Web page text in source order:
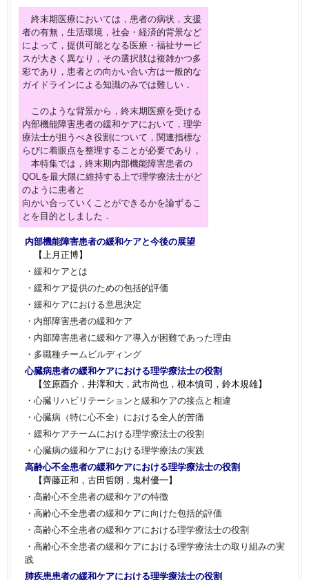
終末期医療においては，患者の病状，支援
者の有無，生活環境，社会・経済的背景など
によって，提供可能となる医療・福祉サービ
スが大きく異なり，その選択肢は複雑かつ多
彩であり，患者との向かい合い方は一般的な
ガイドラインによる知識のみでは難しい．
このような背景から，終末期医療を受ける
内部機能障害患者の緩和ケアにおいて，理学
療法士が担うべき役割について，関連指標な
らびに着眼点を整理することが必要であり，
本特集では，終末期内部機能障害患者の
QOLを最大限に維持する上で理学療法士がど
のように患者と
向かい合っていくことができるかを論ずるこ
とを目的としました．
内部機能障害患者の緩和ケアと今後の展望
【上月正博】
・緩和ケアとは
・緩和ケア提供のための包括的評価
・緩和ケアにおける意思決定
・内部障害患者の緩和ケア
・内部障害患者に緩和ケア導入が困難であった理由
・多職種チームビルディング
心臓病患者の緩和ケアにおける理学療法士の役割
【笠原酉介，井澤和大，武市尚也，根本慎司，鈴木規雄】
・心臓リハビリテーションと緩和ケアの接点と相違
・心臓病（特に心不全）における全人的苦痛
・緩和ケアチームにおける理学療法士の役割
・心臓病の緩和ケアにおける理学療法の実践
高齢心不全患者の緩和ケアにおける理学療法士の役割
【齊藤正和，古田哲朗，鬼村優一】
・高齢心不全患者の緩和ケアの特徴
・高齢心不全患者の緩和ケアに向けた包括的評価
・高齢心不全患者の緩和ケアにおける理学療法士の役割
・高齢心不全患者の緩和ケアにおける理学療法士の取り組みの実
践
肺疾患患者の緩和ケアにおける理学療法士の役割